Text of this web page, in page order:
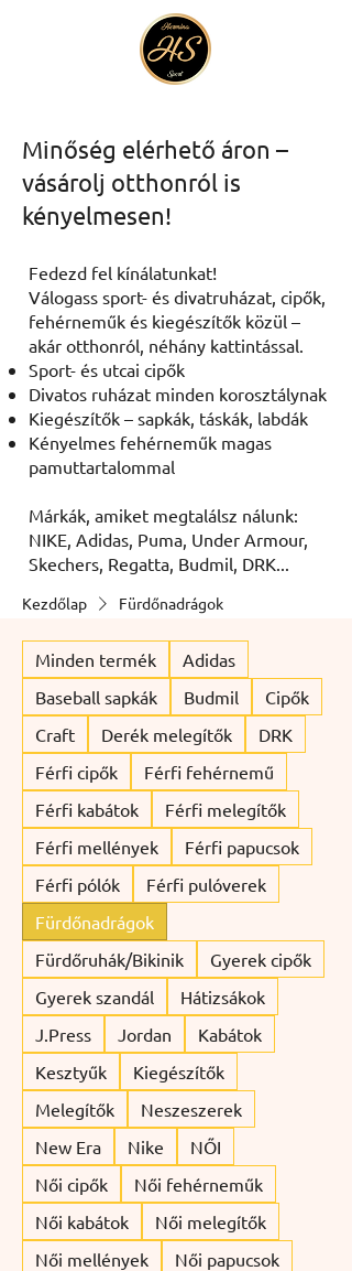
Minőség elérhető áron –
vásárolj otthonról is
kényelmesen!
Fedezd fel kínálatunkat!
Válogass sport- és divatruházat, cipők,
fehérneműk és kiegészítők közül –
akár otthonról, néhány kattintással.
Sport- és utcai cipők
Divatos ruházat minden korosztálynak
Kiegészítők – sapkák, táskák, labdák
Kényelmes fehérneműk magas
pamuttartalommal
Márkák, amiket megtalálsz nálunk:
NIKE, Adidas, Puma, Under Armour,
Skechers, Regatta, Budmil, DRK...
Kezdőlap Fürdőnadrágok
Minden termék
Adidas
Baseball sapkák
Budmil
Cipők
Craft
Derék melegítők
DRK
Férfi cipők
Férfi fehérnemű
Férfi kabátok
Férfi melegítők
Férfi mellények
Férfi papucsok
Férfi pólók
Férfi pulóverek
Fürdőnadrágok
Fürdőruhák/Bikinik
Gyerek cipők
Gyerek szandál
Hátizsákok
J.Press
Jordan
Kabátok
Kesztyűk
Kiegészítők
Melegítők
Neszeszerek
New Era
Nike
NŐI
Női cipők
Női fehérneműk
Női kabátok
Női melegítők
Női mellények
Női papucsok